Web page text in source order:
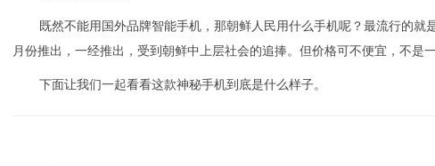
既然不能用国外品牌智能手机，那朝鲜人民用什么手机呢？最流行的就
月份推出，一经推出，受到朝鲜中上层社会的追捧。但价格可不便宜，不是
下面让我们一起看看这款神秘手机到底是什么样子。